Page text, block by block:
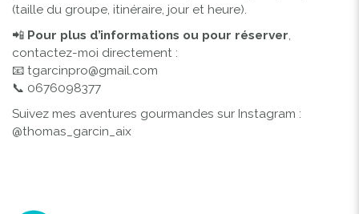
(taille du groupe, itinéraire, jour et heure).
📲 Pour plus d’informations ou pour réserver,
contactez-moi directement :
📧 tgarcinpro@gmail.com
📞 0676098377
Suivez mes aventures gourmandes sur Instagram :
@thomas_garcin_aix